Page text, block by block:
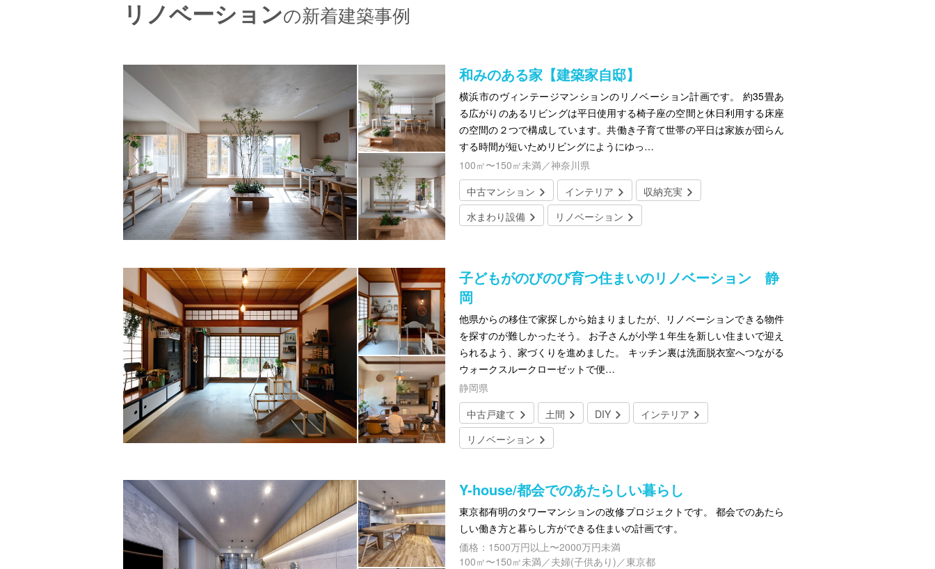
リノベーションの新着建築事例
和みのある家【建築家自邸】
横浜市のヴィンテージマンションのリノベーション計画です。 約35畳あ
る広がりのあるリビングは平日使用する椅子座の空間と休日利用する床座
の空間の２つで構成しています。共働き子育て世帯の平日は家族が団らん
する時間が短いためリビングにようにゆっ…
100㎡〜150㎡未満／神奈川県
中古マンション
インテリア
収納充実
水まわり設備
リノベーション
子どもがのびのび育つ住まいのリノベーション 静
岡
他県からの移住で家探しから始まりましたが、リノベーションできる物件
を探すのが難しかったそう。 お子さんが小学１年生を新しい住まいで迎え
られるよう、家づくりを進めました。 キッチン裏は洗面脱衣室へつながる
ウォークスルークローゼットで便…
静岡県
中古戸建て
土間 DIY
インテリア
リノベーション
Y-house/都会でのあたらしい暮らし
東京都有明のタワーマンションの改修プロジェクトです。 都会でのあたら
しい働き方と暮らし方ができる住まいの計画です。
価格：1500万円以上〜2000万円未満
100㎡〜150㎡未満／夫婦(子供あり)／東京都